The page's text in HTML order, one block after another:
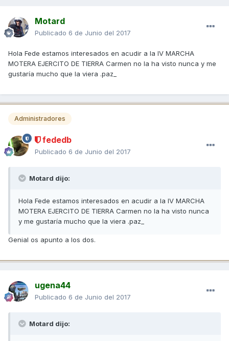
Motard
Publicado 6 de Junio del 2017
Hola Fede estamos interesados en acudir a la IV MARCHA
MOTERA EJERCITO DE TIERRA Carmen no la ha visto nunca y me
gustaría mucho que la viera .paz_
Administradores
fededb
Publicado 6 de Junio del 2017
Motard dijo:
Hola Fede estamos interesados en acudir a la IV MARCHA
MOTERA EJERCITO DE TIERRA Carmen no la ha visto nunca
y me gustaría mucho que la viera .paz_
Genial os apunto a los dos.
ugena44
Publicado 6 de Junio del 2017
Motard dijo: